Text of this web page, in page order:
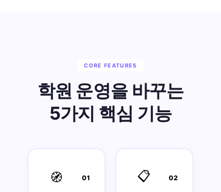
CORE FEATURES
학원 운영을 바꾸는
5가지 핵심 기능
🧭 01 📋 02